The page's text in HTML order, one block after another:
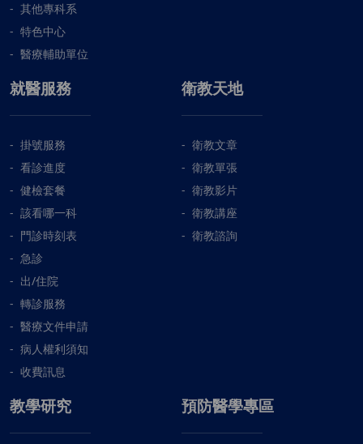
其他專科系
特色中心
醫療輔助單位
就醫服務
掛號服務
看診進度
健檢套餐
該看哪一科
門診時刻表
急診
出/住院
轉診服務
醫療文件申請
病人權利須知
收費訊息
衛教天地
衛教文章
衛教單張
衛教影片
衛教講座
衛教諮詢
教學研究 預防醫學專區